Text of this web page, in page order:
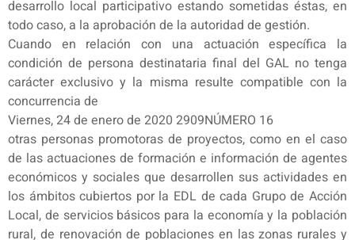
desarrollo local participativo estando sometidas éstas, en
todo caso, a la aprobación de la autoridad de gestión.
Cuando en relación con una actuación específica la
condición de persona destinataria final del GAL no tenga
carácter exclusivo y la misma resulte compatible con la
concurrencia de
Viernes, 24 de enero de 2020 2909NÚMERO 16
otras personas promotoras de proyectos, como en el caso
de las actuaciones de formación e información de agentes
económicos y sociales que desarrollen sus actividades en
los ámbitos cubiertos por la EDL de cada Grupo de Acción
Local, de servicios básicos para la economía y la población
rural, de renovación de poblaciones en las zonas rurales y